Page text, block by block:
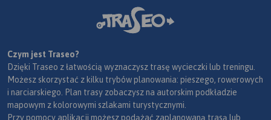
Czym jest Traseo?
Dzięki Traseo z łatwością wyznaczysz trasę wycieczki lub treningu.
Możesz skorzystać z kilku trybów planowania: pieszego, rowerowych
i narciarskiego. Plan trasy zobaczysz na autorskim podkładzie
mapowym z kolorowymi szlakami turystycznymi.
Przy pomocy aplikacji możesz podążać zaplanowaną trasą lub